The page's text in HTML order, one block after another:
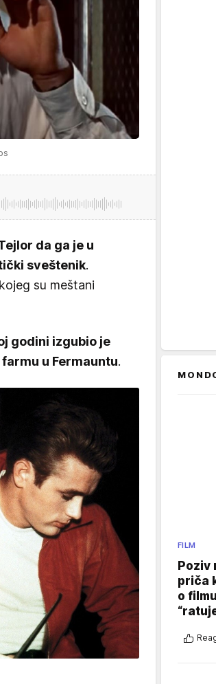
da ga je u
sveštenik.
su meštani
godini izgubio je
u Fermauntu.
FILM
Poziv
priča
o